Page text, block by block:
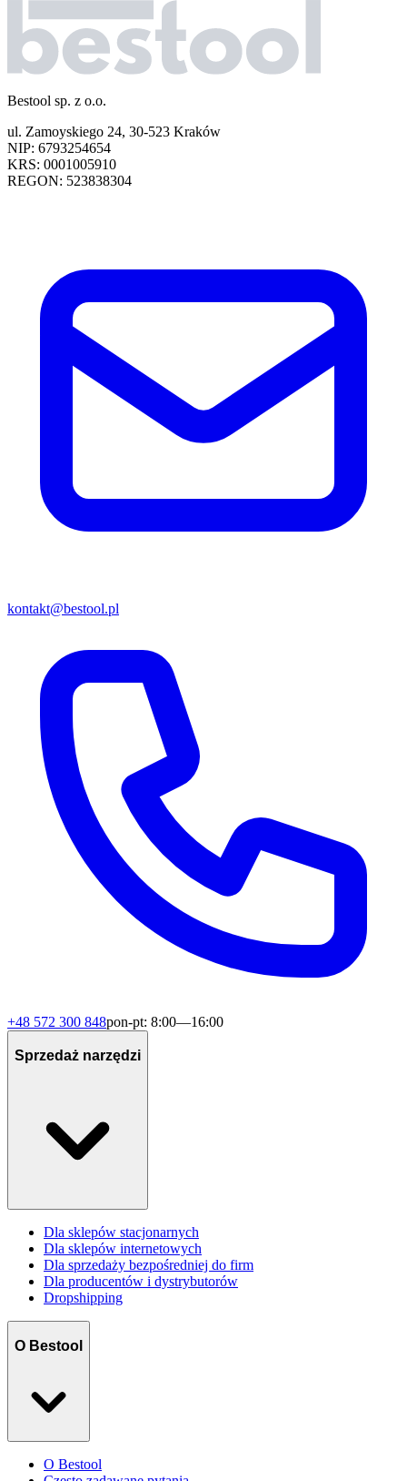
Bestool sp. z o.o.
ul. Zamoyskiego 24, 30-523 Kraków
NIP: 6793254654
KRS: 0001005910
REGON: 523838304
kontakt@bestool.pl
+48 572 300 848pon-pt: 8:00—16:00
Sprzedaż narzędzi
Dla sklepów stacjonarnych
Dla sklepów internetowych
Dla sprzedaży bezpośredniej do firm
Dla producentów i dystrybutorów
Dropshipping
O Bestool
O Bestool